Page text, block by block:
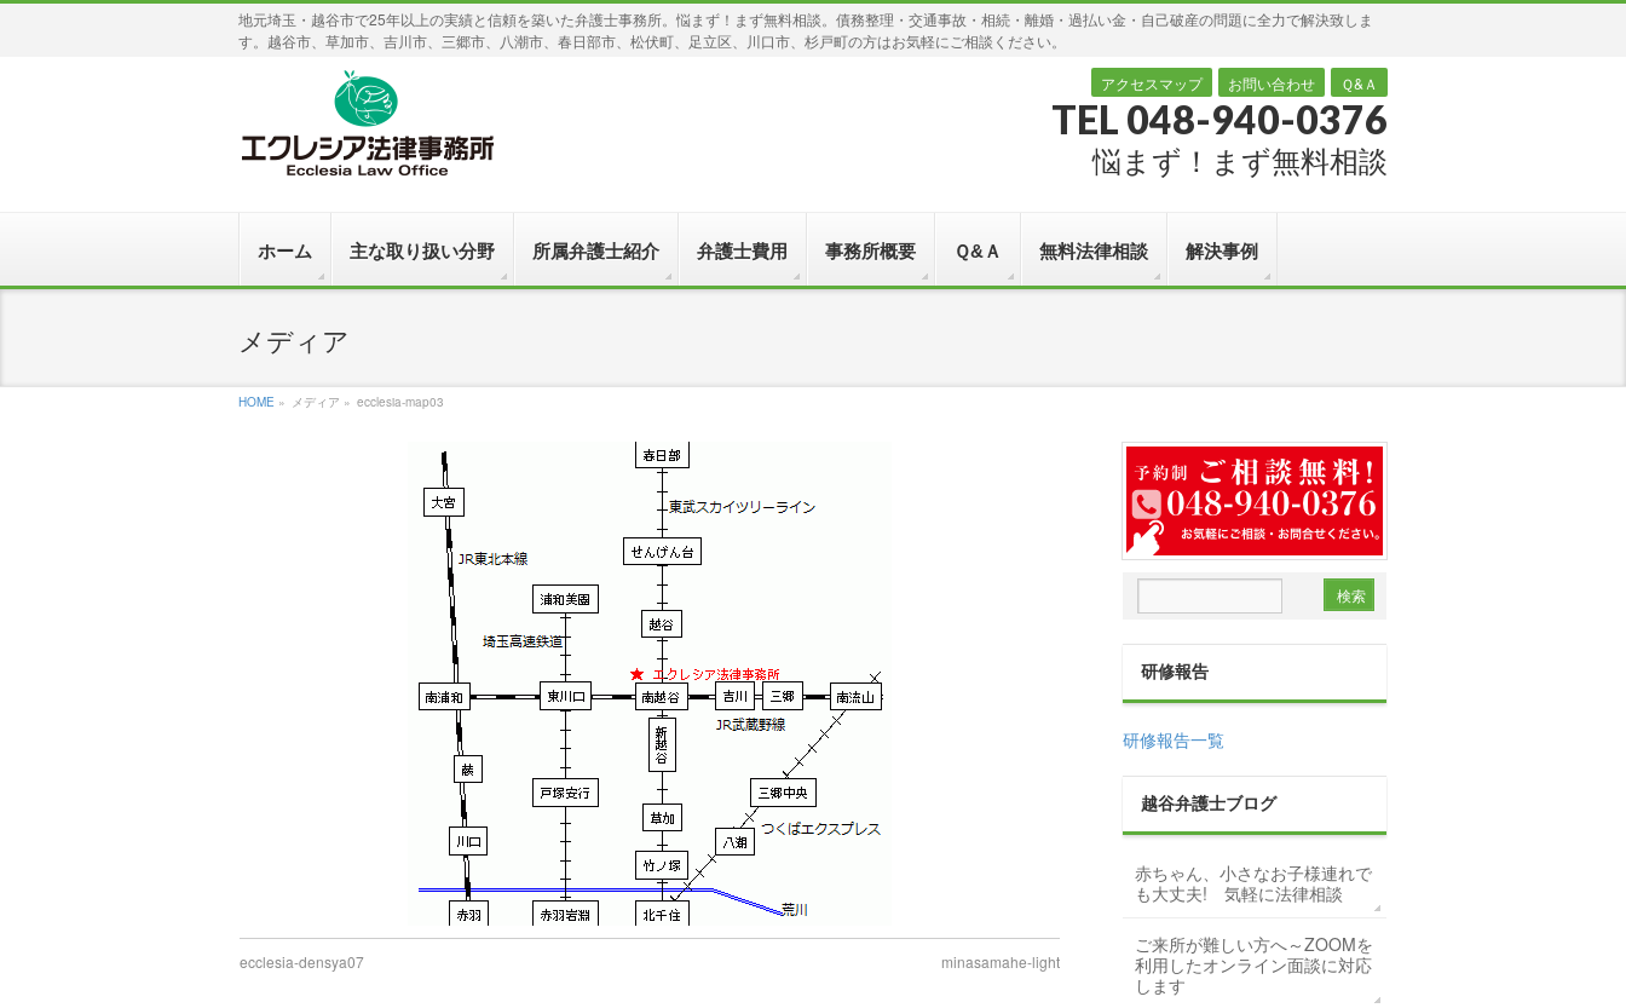
地元埼玉・越谷市で25年以上の実績と信頼を築いた弁護士事務所。悩まず！まず無料相談。債務整理・交通事故・相続・離婚・過払い金・自己破産の問題に全力で解決致しま
す。越谷市、草加市、吉川市、三郷市、八潮市、春日部市、松伏町、足立区、川口市、杉戸町の方はお気軽にご相談ください。
アクセスマップ お問い合わせ Ｑ&Ａ
TEL 048-940-0376
悩まず！まず無料相談
ホーム 主な取り扱い分野 所属弁護士紹介 弁護士費用 事務所概要 Ｑ&Ａ 無料法律相談 解決事例
メディア
HOME » メディア » ecclesia-map03
ecclesia-densya07 minasamahe-light
研修報告
研修報告一覧
越谷弁護士ブログ
赤ちゃん、小さなお子様連れで
も大丈夫! 気軽に法律相談
ご来所が難しい方へ～ZOOMを
利用したオンライン面談に対応
します